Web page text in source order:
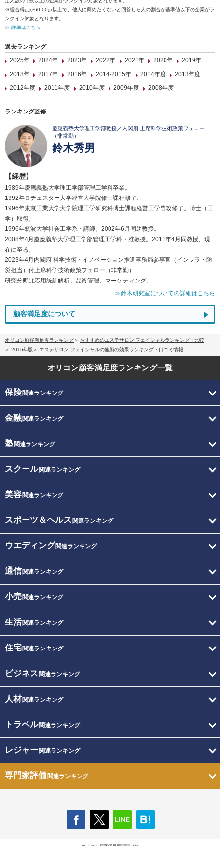
※総合得点が60.00点以上で、他人に薦めたくないと回答した人の割合が基準値以下の企業がラ
ンクイン対象となります。
≫ 詳細はこちら
過去ランキング
2025年
2024年 2023年 2022年 2021年 2020年
2019年
2018年
2017年 2016年 2014-2015年 2014年度
2013年度
2012年度
2011年度 2010年度 2009年度 2008年度
ランキング監修
慶應義塾大学理工学部教授／内閣府 上席科学技術政策フェロー
（非常勤）
鈴木秀男
【経歴】
1989年慶應義塾大学理工学部管理工学科卒業。
1992年ロチェスター大学経営大学院修士課程修了。
1996年東京工業大学大学院理工学研究科博士課程経営工学専攻修了。博士（工
学）取得。
1996年筑波大学社会工学系・講師。2002年6月同助教授。
2008年4月慶應義塾大学理工学部管理工学科・准教授。2011年4月同教授、現
在に至る。
2023年4月内閣府 科学技術・イノベーション推進事務局参事官（インフラ・防
災担当）付上席科学技術政策フェロー（非常勤）
研究分野は応用統計解析、品質管理、マーケティング。
≫鈴木研究室についての詳細はこちら
顧客満足度について
オリコン顧客満足度ランキング
おすすめのエステサロン フェイシャルランキング・比較
2016年版
エステサロン フェイシャルの施術の効果ランキング・口コミ情報
オリコン顧客満足度ランキング一覧
保険関連ランキング
金融関連ランキング
塾関連ランキング
スクール関連ランキング
美容関連ランキング
スポーツ＆ヘルス 関連ランキング
ウエディング関連ランキング
通信関連ランキング
小売関連ランキング
生活関連ランキング
住宅関連ランキング
ビジネス 関連ランキング
人材関連ランキング
トラベル関連ランキング
レジャー関連ランキング
専門家評価関連ランキング